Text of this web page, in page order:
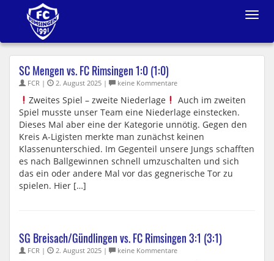
Toggle
SC Mengen vs. FC Rimsingen 1:0 (1:0)
FCR | 2. August 2025 | keine Kommentare
Zweites Spiel – zweite Niederlage
Auch im zweiten
Spiel musste unser Team eine Niederlage einstecken.
Dieses Mal aber eine der Kategorie unnötig. Gegen den
Kreis A-Ligisten merkte man zunächst keinen
Klassenunterschied. Im Gegenteil unsere Jungs schafften
es nach Ballgewinnen schnell umzuschalten und sich
das ein oder andere Mal vor das gegnerische Tor zu
spielen. Hier […]
SG Breisach/Gündlingen vs. FC Rimsingen 3:1 (3:1)
FCR | 2. August 2025 | keine Kommentare